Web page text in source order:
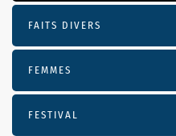
FAITS DIVERS
FEMMES
FESTIVAL